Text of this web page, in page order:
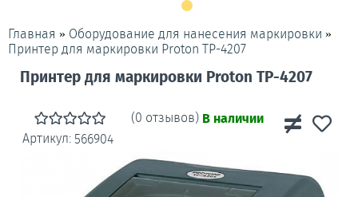
Главная » Оборудование для нанесения маркировки »
Принтер для маркировки Proton TP-4207
Принтер для маркировки Proton TP-4207
(0 отзывов) В наличии
Артикул: 566904